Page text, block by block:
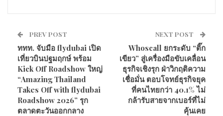
นายเจษฎา พงศ์ธนาธนวัฒน์ หมายเลข 8
พลเรือเอก สุรศักดิ์ ประทานวรปัญญา หมายเลข 9
ดร.ทวีเกียรติ กล่าวว่า ทีมพัฒนาประกันสังคมมีความพร้อมเดินหน้า
ทำงานอย่างเต็มที่ โดยมุ่งผลักดันนโยบายที่ตอบโจทย์ทั้งนายจ้าง
และผู้ประกันตน ควบคู่กับการยกระดับระบบประกันสังคมให้มี
ความทันสมัย โปร่งใส เปิดโอกาสให้ทุกภาคส่วนมีส่วนร่วม และ
สามารถพัฒนาได้อย่างยั่งยืน
PREV POST
ททท. จับมือ flydubai เปิด
เที่ยวบินปฐมฤกษ์ พร้อม
Kick Off Roadshow ใหญ่
“Amazing Thailand
Takes Off with flydubai
Roadshow 2026” รุก
ตลาดตะวันออกกลาง
NEXT POST
Whoscall ยกระดับ “ติ๊ก
เขียว” สู่เครื่องมือขับเคลื่อน
ธุรกิจเชิงรุก ฝ่าวิกฤติความ
เชื่อมั่น ตอบโจทย์ธุรกิจยุค
ที่คนไทยกว่า 40.1% ไม่
กล้ารับสายจากเบอร์ที่ไม่
คุ้นเคย